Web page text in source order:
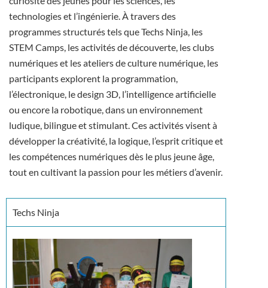
technologies et l’ingénierie. À travers des
programmes structurés tels que Techs Ninja, les
STEM Camps, les activités de découverte, les clubs
numériques et les ateliers de culture numérique, les
participants explorent la programmation,
l’électronique, le design 3D, l’intelligence artificielle
ou encore la robotique, dans un environnement
ludique, bilingue et stimulant. Ces activités visent à
développer la créativité, la logique, l’esprit critique et
les compétences numériques dès le plus jeune âge,
tout en cultivant la passion pour les métiers d’avenir.
Techs Ninja